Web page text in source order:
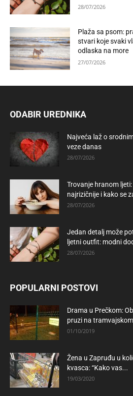
28/07/2026
Plaža sa psom:
stvari koje svaki
odlaska na more
27/07/2026
ODABIR UREDNIKA
Najveća laž o
veze danas
28/07/2026
Trovanje hranom
najrizičnije i kako se
28/07/2026
Jedan detalj može
ljetni outfit: modni
28/07/2026
POPULARNI POSTOVI
Drama u Prečkom:
pruzi na
01/10/2019
Žena u Zapruđu u
kvasca: “Kako vas...
19/03/2020